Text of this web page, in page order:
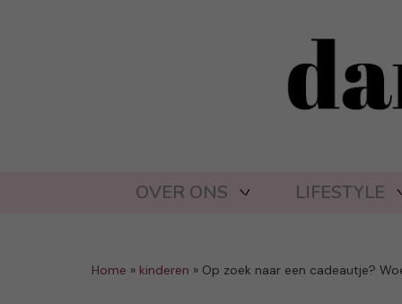
OVER ONS LIFESTYLE
Home » kinderen » Op zoek naar een cadeautje?